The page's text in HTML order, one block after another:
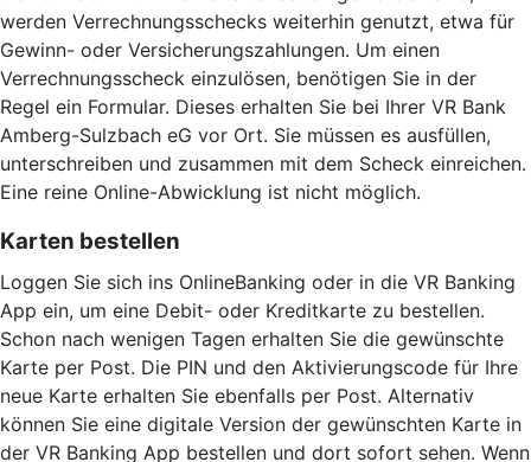
werden Verrechnungsschecks weiterhin genutzt, etwa für
Gewinn- oder Versicherungszahlungen. Um einen
Verrechnungsscheck einzulösen, benötigen Sie in der
Regel ein Formular. Dieses erhalten Sie bei Ihrer VR Bank
Amberg-Sulzbach eG vor Ort. Sie müssen es ausfüllen,
unterschreiben und zusammen mit dem Scheck einreichen.
Eine reine Online-Abwicklung ist nicht möglich.
Karten bestellen
Loggen Sie sich ins OnlineBanking oder in die VR Banking
App ein, um eine Debit- oder Kreditkarte zu bestellen.
Schon nach wenigen Tagen erhalten Sie die gewünschte
Karte per Post. Die PIN und den Aktivierungscode für Ihre
neue Karte erhalten Sie ebenfalls per Post. Alternativ
können Sie eine digitale Version der gewünschten Karte in
der VR Banking App bestellen und dort sofort sehen. Wenn